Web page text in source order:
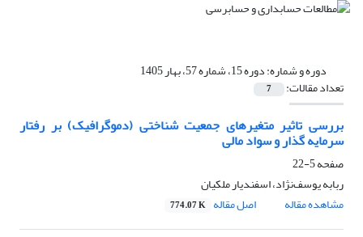
دوره و شماره:دوره 15، شماره 57، بهار 1405
تعداد مقالات: 7
بررسی تاثیر متغیرهای جمعیت شناختی (دموگرافیک) بر رفتار
سرمایه‌ گذار و سواد مالی
صفحه5-22
ربابه یوسف‌نژاد، اسفندیار ملکیان
مشاهده مقاله
اصل مقاله 774.07 K